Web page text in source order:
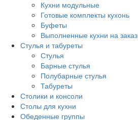
Кухни модульные
Готовые комплекты кухонь
Буфеты
Выполненные кухни на заказ
Стулья и табуреты
Стулья
Барные стулья
Полубарные стулья
Табуреты
Столики и консоли
Столы для кухни
Обеденные группы